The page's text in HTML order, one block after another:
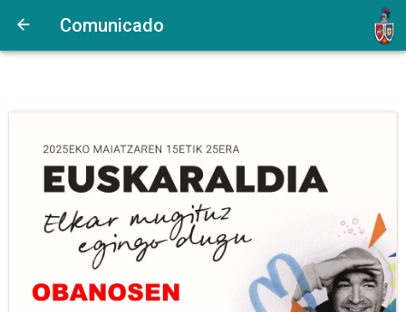
Comunicado